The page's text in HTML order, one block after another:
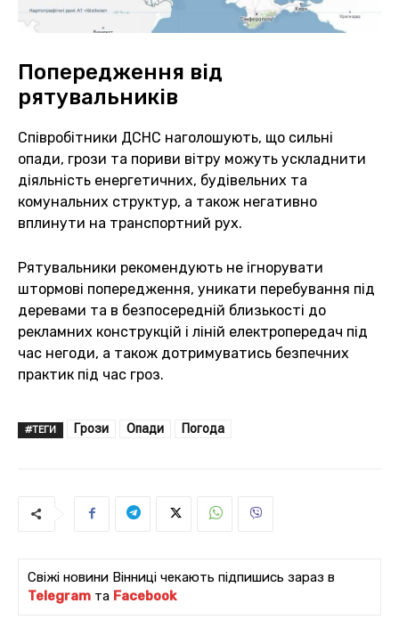
Попередження від
рятувальників
Співробітники ДСНС наголошують, що сильні
опади, грози та пориви вітру можуть ускладнити
діяльність енергетичних, будівельних та
комунальних структур, а також негативно
вплинути на транспортний рух.
Рятувальники рекомендують не ігнорувати
штормові попередження, уникати перебування під
деревами та в безпосередній близькості до
рекламних конструкцій і ліній електропередач під
час негоди, а також дотримуватись безпечних
практик під час гроз.
#ТЕГИ Грози Опади Погода
Свіжі новини Вінниці чекають підпишись зараз в
Telegram та Facebook